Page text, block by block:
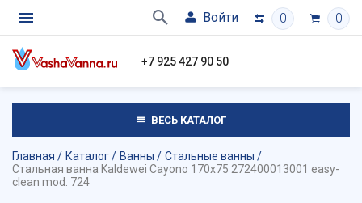
Войти 0 0
+7 925 427 90 50
ВЕСЬ КАТАЛОГ
Главная Каталог Ванны
Стальные ванны
Стальная ванна Kaldewei Cayono 170x75 272400013001 easy-
clean mod. 724